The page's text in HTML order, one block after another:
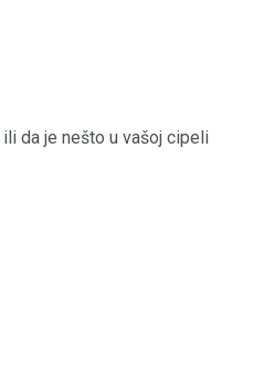
da je nešto u vašoj cipeli